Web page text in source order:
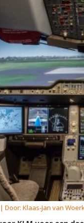
Door: Klaas-Jan van